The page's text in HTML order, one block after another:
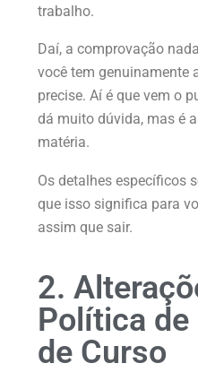
trabalho.
Daí, a comprovação
você tem genuinamente
precise. Aí é que vem o
dá muito dúvida, mas é
matéria.
Os detalhes específicos
que isso significa para
assim que sair.
2.
Política
de Curso